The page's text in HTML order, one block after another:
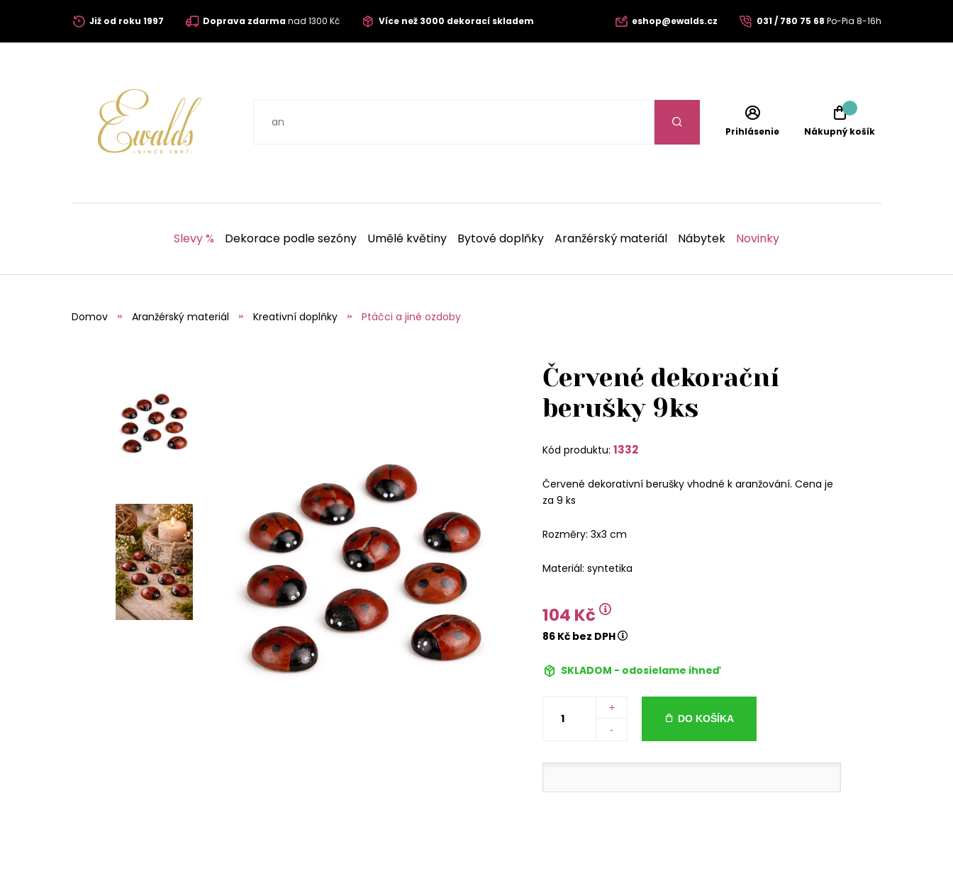
Již od roku 1997 Doprava zdarmanad 1300 Kč Více než 3000 dekorací skladem eshop@ewalds.cz 031 / 780 75 68 Po-Pia 8-16h
Prihlásenie Nákupný košík
Slevy % Dekorace podle sezóny Umělé květiny Bytové doplňky Aranžérský materiál Nábytek Novinky
Domov Aranžérský materiál Kreativní doplňky Ptáčci a jiné ozdoby
Červené dekorační
berušky 9ks
Kód produktu: 1332
Červené dekorativní berušky vhodné k aranžování. Cena je
za 9 ks
Rozměry: 3x3 cm
Materiál: syntetika
104 Kč
86 Kč bez DPH
SKLADOM - odosielame ihneď
+
-
DO KOŠÍKA